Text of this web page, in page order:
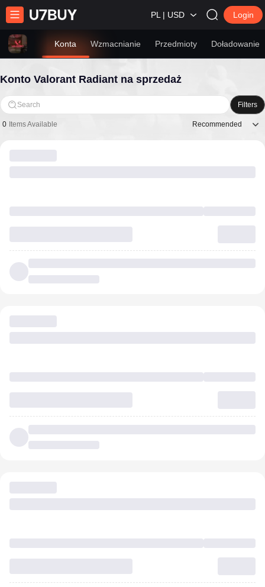
PL | USD Login
Konta Wzmacnianie Przedmioty Doładowanie
Konto Valorant Radiant na sprzedaż
Search Filters
0 Items Available Recommended